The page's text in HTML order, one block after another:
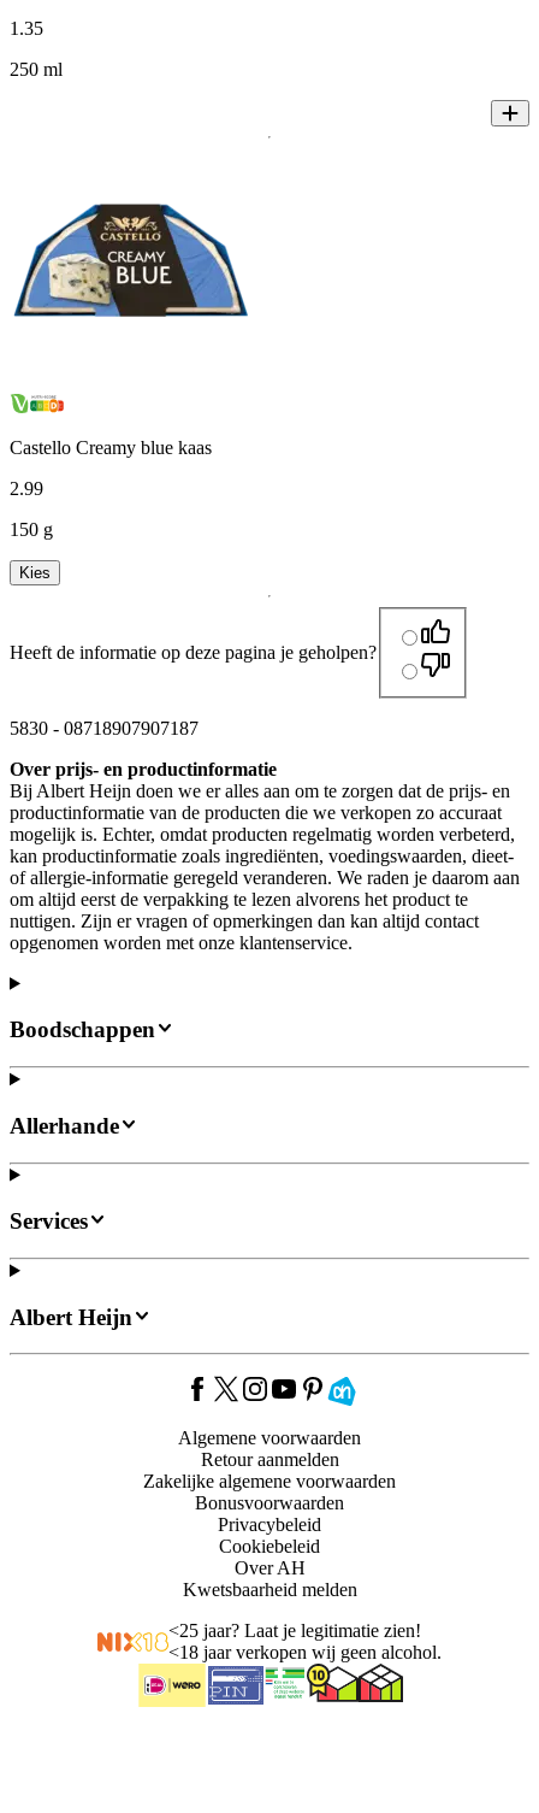
1 .35
250 ml
Castello Creamy blue kaas
2.99
150 g
Kies
Heeft de informatie op deze pagina je geholpen?
5830 - 08718907907187
Over prijs- en productinformatie
Bij Albert Heijn doen we er alles aan om te zorgen dat de prijs- en
productinformatie van de producten die we verkopen zo accuraat
mogelijk is. Echter, omdat producten regelmatig worden verbeterd,
kan productinformatie zoals ingrediënten, voedingswaarden, dieet-
of allergie-informatie geregeld veranderen. We raden je daarom aan
om altijd eerst de verpakking te lezen alvorens het product te
nuttigen. Zijn er vragen of opmerkingen dan kan altijd contact
opgenomen worden met onze klantenservice.
Boodschappen
Allerhande
Services
Albert Heijn
Algemene voorwaarden
Retour aanmelden
Zakelijke algemene voorwaarden
Bonusvoorwaarden
Privacybeleid
Cookiebeleid
Over AH
Kwetsbaarheid melden
<25 jaar? Laat je legitimatie zien!
<18 jaar verkopen wij geen alcohol.